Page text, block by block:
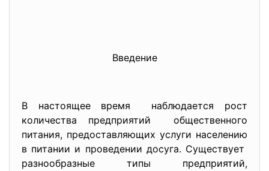
Введение
В настоящее время наблюдается рост
количества предприятий общественного
питания, предоставляющих услуги населению
в питании и проведении досуга. Существует
разнообразные типы предприятий,